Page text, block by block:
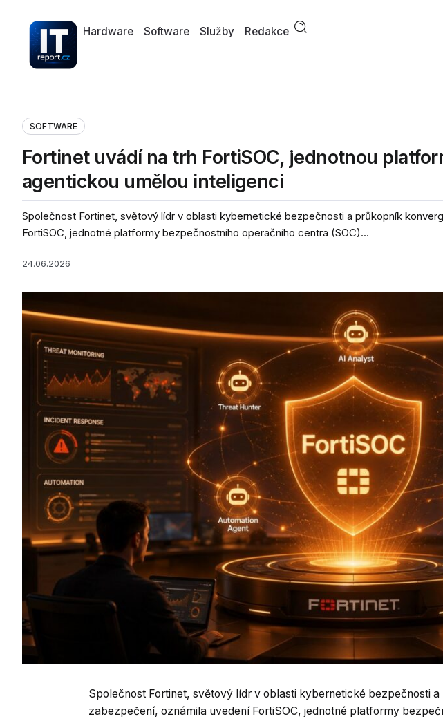
Hardware Software Služby Redakce
SOFTWARE
Fortinet uvádí na trh FortiSOC, jednotnou
agentickou umělou inteligenci
Společnost Fortinet, světový lídr v oblasti kybernetické bezpečnosti a průkopník
FortiSOC, jednotné platformy bezpečnostního operačního centra (SOC)...
24.06.2026
Společnost Fortinet, světový lídr v oblasti kybernetické bezpečnosti
zabezpečení, oznámila uvedení FortiSOC, jednotné platformy